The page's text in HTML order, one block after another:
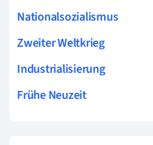
Nationalsozialismus
Zweiter Weltkrieg
Industrialisierung
Frühe Neuzeit